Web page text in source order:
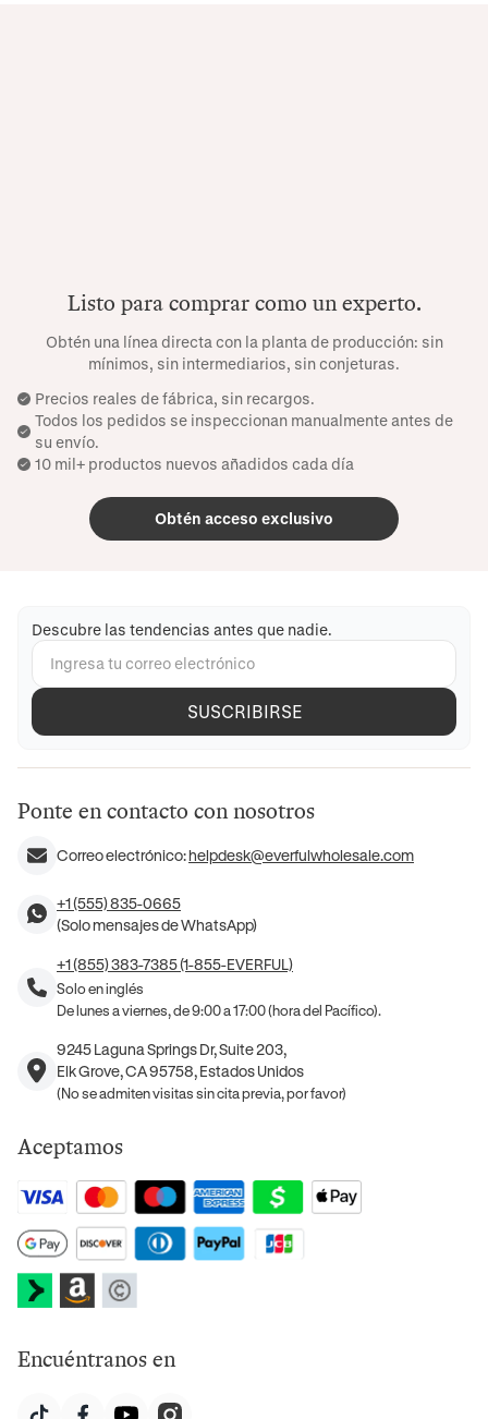
Listo para comprar como un experto.
Obtén una línea directa con la planta de producción: sin
mínimos, sin intermediarios, sin conjeturas.
Precios reales de fábrica, sin recargos.
Todos los pedidos se inspeccionan manualmente antes de
su envío.
10 mil+ productos nuevos añadidos cada día
Obtén acceso exclusivo
Descubre las tendencias antes que nadie.
SUSCRIBIRSE
Ponte en contacto con nosotros
Correo electrónico:helpdesk@everfulwholesale.com
+1 (555) 835-0665
(Solo mensajes de WhatsApp)
+1 (855) 383-7385 (1-855-EVERFUL)
Solo en inglés
De lunes a viernes, de 9:00 a 17:00 (hora del Pacífico).
9245 Laguna Springs Dr, Suite 203,
Elk Grove, CA 95758, Estados Unidos
(No se admiten visitas sin cita previa, por favor)
Aceptamos
Encuéntranos en